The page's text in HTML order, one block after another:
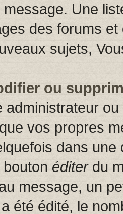
Une
des forums
sujets,
ou
administrateur
vos propres
dans
éditerdu
message, un
a été édité, le